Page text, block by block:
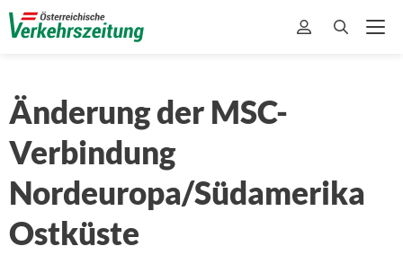
Änderung der MSC-
Verbindung
Nordeuropa/Südamerika
Ostküste